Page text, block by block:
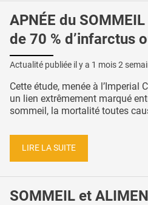
APNÉE du
de 70 % d’infarctus
Actualité publiée il y a 1 mois 2
Cette étude, menée à l’Imperial
un lien extrêmement marqué
sommeil, la mortalité toutes
LIRE LA SUITE
SOMMEIL et